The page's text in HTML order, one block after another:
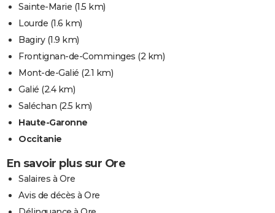
Sainte-Marie (1.5 km)
Lourde (1.6 km)
Bagiry(1.9 km)
Frontignan-de-Comminges (2 km)
Mont-de-Galié (2.1 km)
Galié (2.4 km)
Saléchan (2.5 km)
Haute-Garonne
Occitanie
En savoir plus sur Ore
Salaires à Ore
Avis de décès à Ore